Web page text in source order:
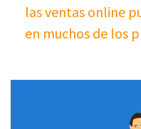
las ventas online
en muchos de los